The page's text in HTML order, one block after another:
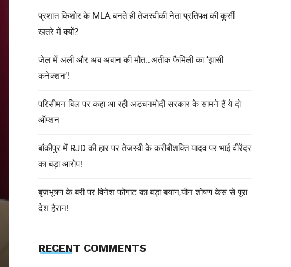
shivohamwebdelhi@gmail.com
विकास”
प्रशांत किशोर के MLA बनते ही तेजस्वीकी नेता प्रतिपक्ष की कुर्सी
खतरे में क्यों?
जेल में अली और अब अबान की मौत…अतीक फैमिली का ‘झांसी
कनेक्शन’!
परिसीमन बिल पर कहा आ रही अड़चनमोदी सरकार के सामने हैं ये दो
ऑप्शन
बांकीपुर में RJD की हार पर तेजस्वी के करीबीशक्ति यादव पर भाई वीरेंदर
का बड़ा आरोप!
बृजभूषण के बरी पर विनेश फोगाट का बड़ा बयान,यौन शोषण केस से पूरा
देश हैरान!
RECENT COMMENTS